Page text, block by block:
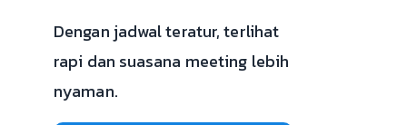
Dengan jadwal teratur, terlihat
rapi dan suasana meeting lebih
nyaman.